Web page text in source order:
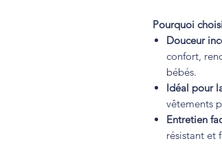
Pourquoi
Douceur
confort,
bébés.
Idéal pour
vêtements
Entretien
résistant et